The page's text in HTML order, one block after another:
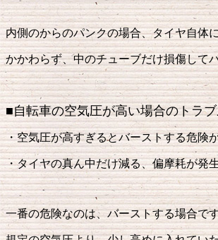
内側のからのパンクの場合、タイヤ自体
かかわらず、中のチューブだけ損傷して
■自転車の空気圧が高い場合のトラ
・空気圧が高すぎるとバーストする危険
・タイヤの真ん中だけ減る、偏摩耗が発
一番の危険なのは、バーストする場合で